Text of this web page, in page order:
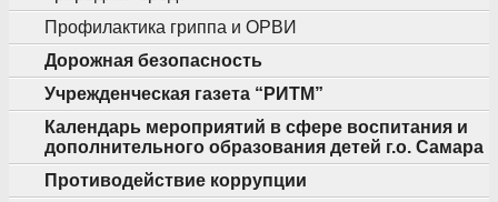
Профилактика гриппа и ОРВИ
Дорожная безопасность
Учрежденческая газета “РИТМ”
Календарь мероприятий в сфере воспитания и
дополнительного образования детей г.о. Самара
Противодействие коррупции